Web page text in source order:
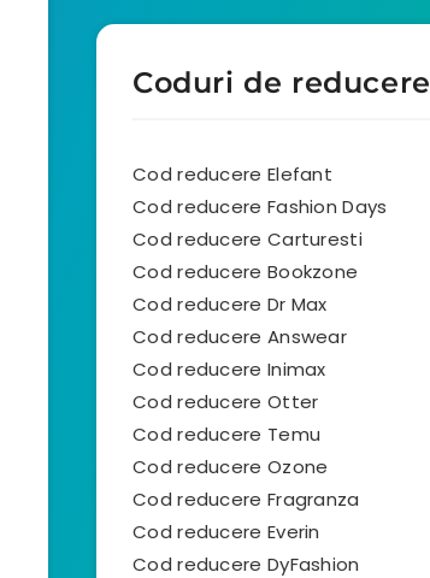
Coduri de reducere
Cod reducere Elefant
Cod reducere Fashion Days
Cod reducere Carturesti
Cod reducere Bookzone
Cod reducere Dr Max
Cod reducere Answear
Cod reducere Inimax
Cod reducere Otter
Cod reducere Temu
Cod reducere Ozone
Cod reducere Fragranza
Cod reducere Everin
Cod reducere DyFashion